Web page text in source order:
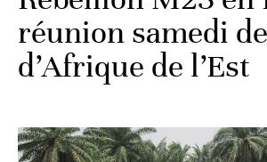
réunion samedi
d’Afrique de l’Est